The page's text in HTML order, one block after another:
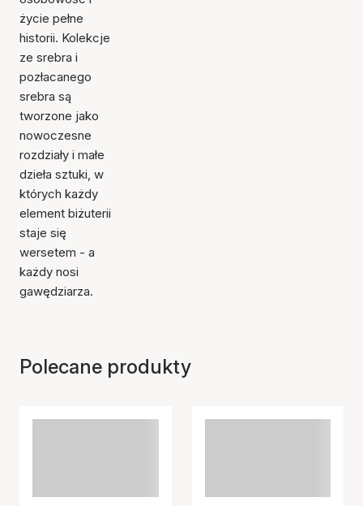
życie pełne
historii. Kolekcje
ze srebra i
pozłacanego
srebra są
tworzone jako
nowoczesne
rozdziały i małe
dzieła sztuki, w
których każdy
element biżuterii
staje się
wersetem - a
każdy nosi
gawędziarza.
Polecane produkty